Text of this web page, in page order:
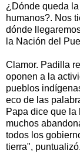
¿Dónde queda
humanos?. Nos
dónde
la Nación del
Clamor. Padilla
oponen a la
pueblos
eco de las
Papa dice que la
muchos
todos los
tierra", puntualizó.